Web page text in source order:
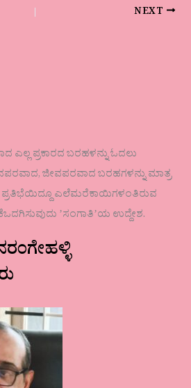
NEXT
ಎಲ್ಲ ಪ್ರಕಾರದ ಬರಹಳನ್ನು ಓದಲು
ಜೀವಪರವಾದ ಬರಹಗಳನ್ನು ಮಾತ್ರ
ಪ್ರತಿಭೆಯಿದ್ದೂ ಎಲೆಮರೆಕಾಯಿಗಳಂತಿರುವ
ʼಸಂಗಾತಿʼಯ ಉದ್ದೇಶ.